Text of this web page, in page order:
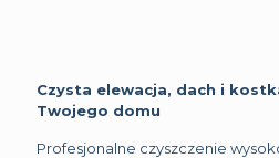
Czysta elewacja, dach i
Twojego domu
Profesjonalne czyszczenie